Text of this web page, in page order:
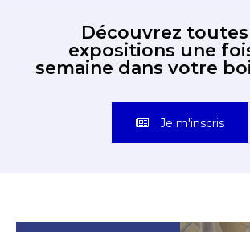
Découvrez
expositions une
semaine dans votre
Je m'inscris